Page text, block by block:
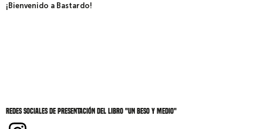
¡Bienvenido a Bastardo!
Redes sociales de Presentación del libro "Un beso y medio"